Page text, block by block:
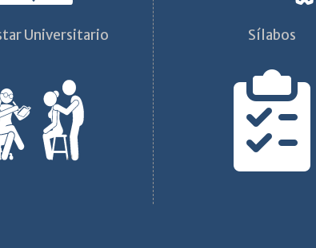
Universitario Sílabos